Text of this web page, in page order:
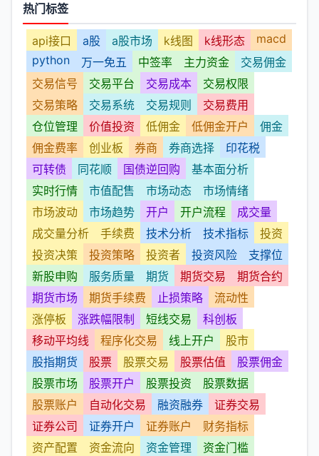
热门标签
api接口 a股 a股市场 k线图 k线形态
macd
python
万一免五 中签率 主力资金
交易佣金
交易信号
交易平台 交易成本
交易权限
交易策略
交易系统 交易规则
交易费用
仓位管理
价值投资 低佣金 低佣金开户
佣金
佣金费率
创业板 券商 券商选择
印花税
可转债
同花顺 国债逆回购
基本面分析
实时行情
市值配售 市场动态
市场情绪
市场波动
市场趋势 开户 开户流程
成交量
成交量分析
手续费 技术分析 技术指标
投资
投资决策
投资策略 投资者 投资风险
支撑位
新股申购
服务质量 期货 期货交易
期货合约
期货市场
期货手续费 止损策略
流动性
涨停板
涨跌幅限制 短线交易
科创板
移动平均线
程序化交易 线上开户
股市
股指期货
股票 股票交易 股票估值
股票佣金
股票市场
股票开户 股票投资
股票数据
股票账户
自动化交易 融资融券
证券交易
证券公司
证券开户 证券账户
财务指标
资产配置
资金流向 资金管理
资金门槛